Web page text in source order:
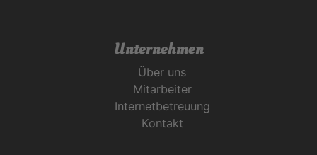
Unternehmen
Über uns
Mitarbeiter
Internetbetreuung
Kontakt